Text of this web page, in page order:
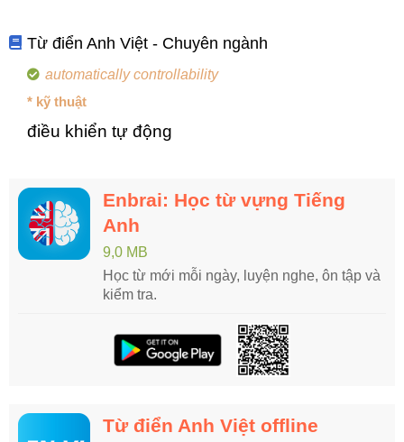
Từ điển Anh Việt - Chuyên ngành
automatically controllability
* kỹ thuật
điều khiển tự động
Enbrai: Học từ vựng Tiếng
Anh
9,0 MB
Học từ mới mỗi ngày, luyện nghe, ôn tập và
kiểm tra.
Từ điển Anh Việt offline